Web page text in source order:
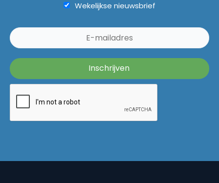
Wekelijkse nieuwsbrief